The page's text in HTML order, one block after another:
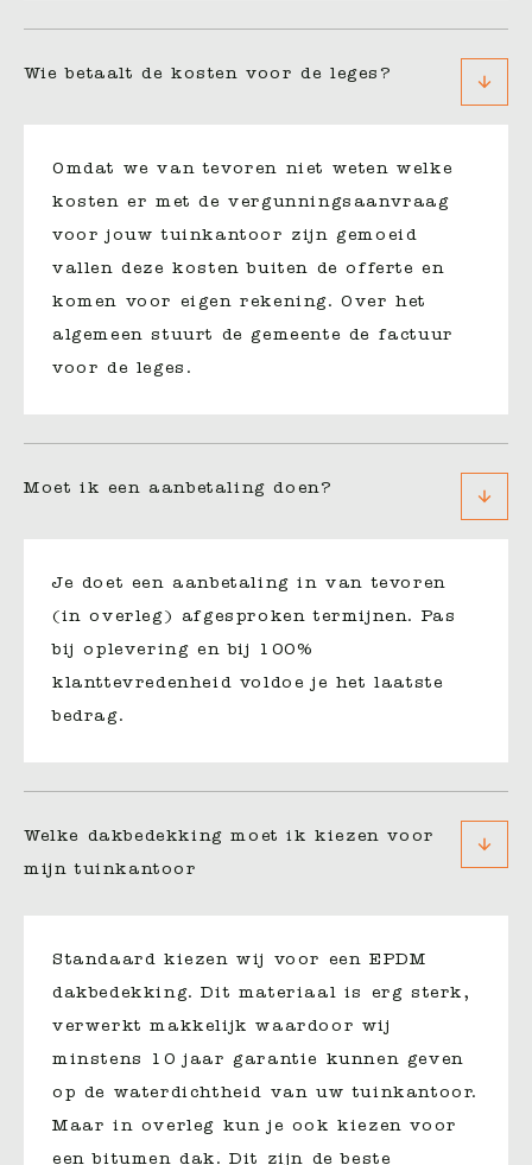
Wie betaalt de kosten voor de leges?
Omdat we van tevoren niet weten welke
kosten er met de vergunningsaanvraag
voor jouw tuinkantoor zijn gemoeid
vallen deze kosten buiten de offerte en
komen voor eigen rekening. Over het
algemeen stuurt de gemeente de factuur
voor de leges.
Moet ik een aanbetaling doen?
Je doet een aanbetaling in van tevoren
(in overleg) afgesproken termijnen. Pas
bij oplevering en bij 100%
klanttevredenheid voldoe je het laatste
bedrag.
Welke dakbedekking moet ik kiezen voor
mijn tuinkantoor
Standaard kiezen wij voor een EPDM
dakbedekking. Dit materiaal is erg sterk,
verwerkt makkelijk waardoor wij
minstens 10 jaar garantie kunnen geven
op de waterdichtheid van uw tuinkantoor.
Maar in overleg kun je ook kiezen voor
een bitumen dak. Dit zijn de beste